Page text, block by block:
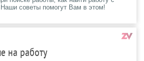
советы помогут Вам в этом!
на работу